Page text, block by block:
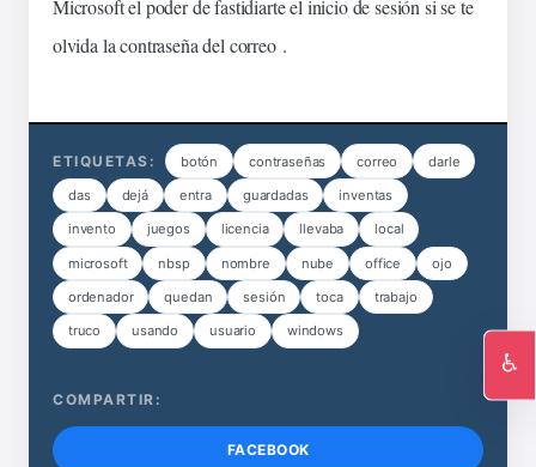
Microsoft el poder de fastidiarte el inicio de sesión si se te
olvida la contraseña del correo .
ETIQUETAS: botón contraseñas correo darle
das dejá entra guardadas inventas
invento juegos licencia llevaba local
microsoft nbsp nombre nube office ojo
ordenador quedan sesión toca trabajo
truco usando usuario windows
COMPARTIR:
FACEBOOK
♿